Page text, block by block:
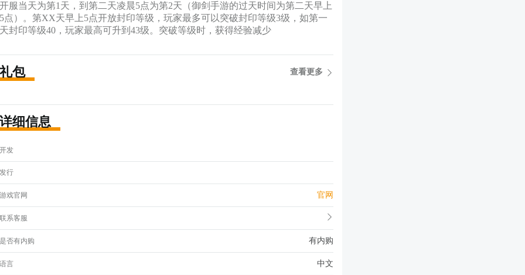
开服当天为第1天，到第二天凌晨5点为第2天（御剑手游的过天时间为第二天早上
5点）。第XX天早上5点开放封印等级，玩家最多可以突破封印等级3级，如第一
天封印等级40，玩家最高可升到43级。突破等级时，获得经验减少
礼包 查看更多
详细信息
开发
发行
游戏官网 官网
联系客服
是否有内购 有内购
语言 中文